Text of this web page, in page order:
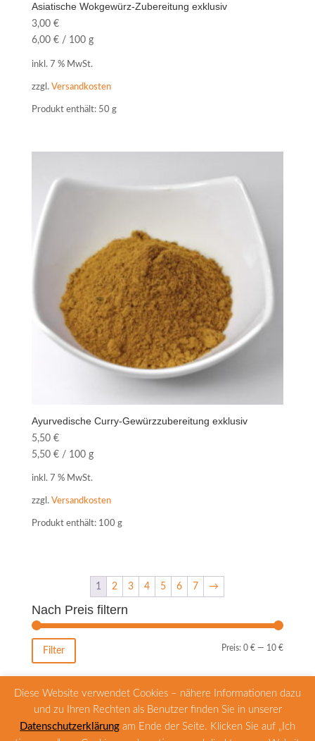
Asiatische Wokgewürz-Zubereitung exklusiv
3,00 €
6,00 €/ 100 g
inkl. 7 % MwSt.
zzgl. Versandkosten
Produkt enthält: 50 g
Ayurvedische Curry-Gewürzzubereitung exklusiv
5,50 €
5,50 €/ 100 g
inkl. 7 % MwSt.
zzgl. Versandkosten
Produkt enthält: 100 g
1 2 3 4 5 6 7 →
Nach Preis filtern
Min.
Max.
Filter Preis:0 € — 10 €
Zahlungsarten
Versandarten
Widerrufsbelehrung
AGB
Diese Website verwendet Cookies – nähere Informationen dazu
und zu Ihren Rechten als Benutzer finden Sie in unserer
Datenschutzerklärung am Ende der Seite. Klicken Sie auf „Ich